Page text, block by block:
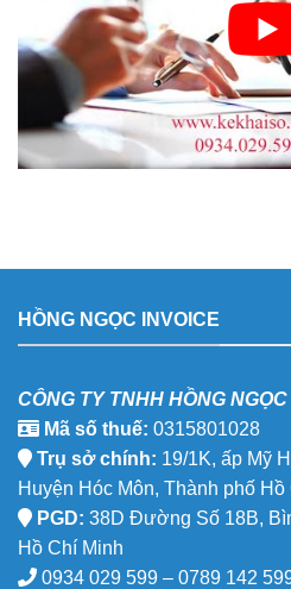
HỒNG NGỌC INVOICE
CÔNG TY TNHH HỒNG
Mã số thuế: 0315801028
Trụ sở chính: 19/1K, ấp Mỹ
Huyện Hóc Môn, Thành phố Hồ
PGD: 38D Đường Số 18B,
Hồ Chí Minh
0934 029 599 – 0789 142